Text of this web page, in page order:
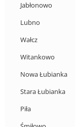
Jabłonowo
Lubno
Wałcz
Witankowo
Nowa Łubianka
Stara Łubianka
Piła